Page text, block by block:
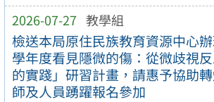
2026-07-27 教學組
檢送本局原住民族教育資源中心
學年度看見隱微的傷：從微歧視
的實踐」研習計畫，請惠予協助
師及人員踴躍報名參加